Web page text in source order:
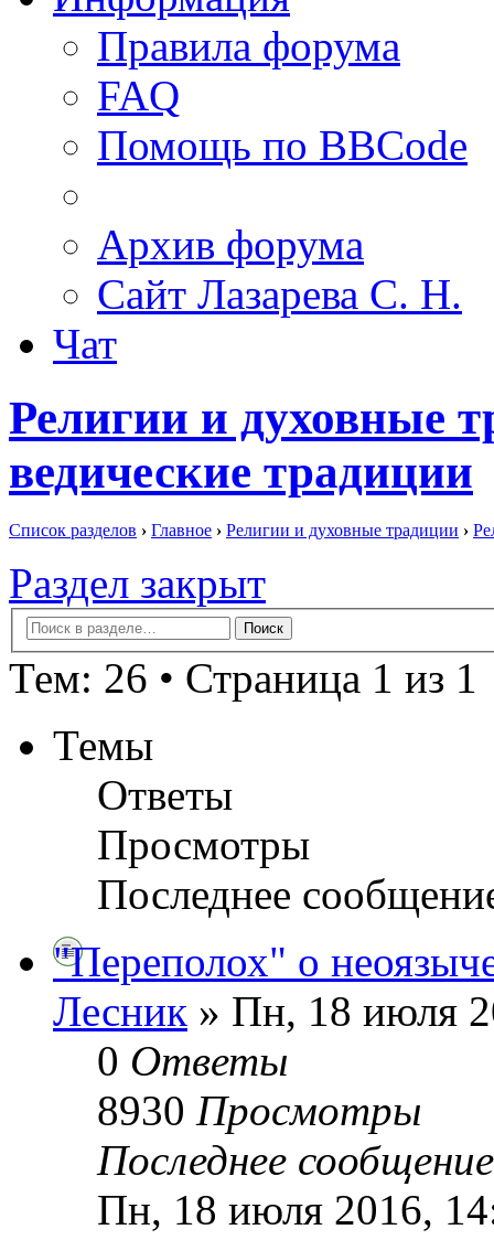
Правила форума
FAQ
Помощь по BBCode
Архив форума
Сайт Лазарева С. Н.
Чат
Религии и духовные
ведические традиции
Список разделов › Главное › Религии и духовные традиции ›
Раздел закрыт
Тем: 26 • Страница 1 из 1
Темы
Ответы
Просмотры
Последнее
"Переполох" о
Лесник » Пн, 18 июля
0 Ответы
8930 Просмотры
Последнее
Пн, 18 июля 2016,